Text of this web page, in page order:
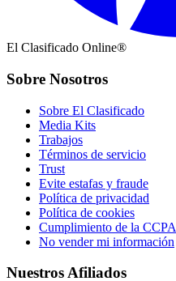
El Clasificado Online®
Sobre Nosotros
Sobre El Clasificado
Media Kits
Trabajos
Términos de servicio
Trust
Evite estafas y fraude
Política de privacidad
Política de cookies
Cumplimiento de la CCPA
No vender mi información
Nuestros Afiliados